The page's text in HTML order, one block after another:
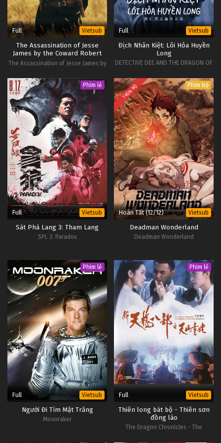
12
#1
11
24 Giờ Chống Khủng Bố: Phần 3 Tập
11
Vietsub
10
24 Giờ Chống Khủng Bố: Phần 3 Tập
#1
Full Vietsub
The Assassination of Jesse
James by the Coward Robert
Ford
The Assassination of Jesse James by
Full Vietsub
Địch Nhân Kiệt: Lôi Hỏa Huyền
Long
DETECTIVE DEE AND THE DRAGON OF
Phim lẻ
Full Vietsub
Sát Phá Lang 3: Tham Lang
SPL 3: Paradox
TRỌN BỘ Phim bộ
Hoàn Tất (12/12) Vietsub
Deadman Wonderland
Deadman Wonderland
Phim lẻ
Full Vietsub
Người Đi Tìm Mặt Trăng
Moonraker
Phim lẻ
Full Vietsub
Thiên long bát bộ - Thiên sơn
đồng lão
The Dragon Chronicles - The